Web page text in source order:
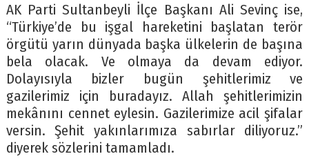
AK Parti Sultanbeyli İlçe Başkanı Ali Sevinç ise,
“Türkiye’de bu işgal hareketini başlatan terör
örgütü yarın dünyada başka ülkelerin de başına
bela olacak. Ve olmaya da devam ediyor.
Dolayısıyla bizler bugün şehitlerimiz ve
gazilerimiz için buradayız. Allah şehitlerimizin
mekânını cennet eylesin. Gazilerimize acil şifalar
versin. Şehit yakınlarımıza sabırlar diliyoruz.”
diyerek sözlerini tamamladı.